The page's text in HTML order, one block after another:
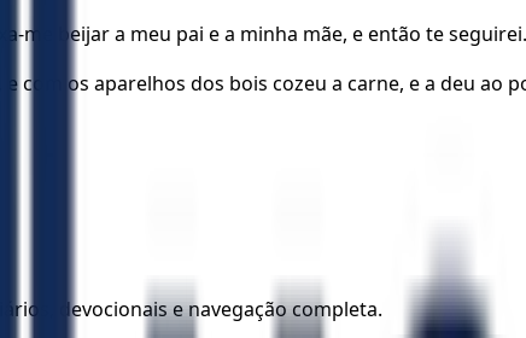
me beijar a meu pai e a minha mãe, e então te
com os aparelhos dos bois cozeu a carne, e a deu ao
devocionais e navegação completa.